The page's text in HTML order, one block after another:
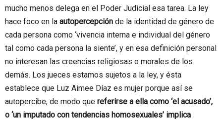
mucho menos delega en el Poder Judicial esa tarea. La ley
hace foco en la autopercepción de la identidad de género de
cada persona como ‘vivencia interna e individual del género
tal como cada persona la siente’, y en esa definición personal
no interesan las creencias religiosas o morales de los
demás. Los jueces estamos sujetos a la ley, y ésta
establece que Luz Aimee Díaz es mujer porque así se
autopercibe, de modo que referirse a ella como ‘el acusado’,
o ‘un imputado con tendencias homosexuales’ implica